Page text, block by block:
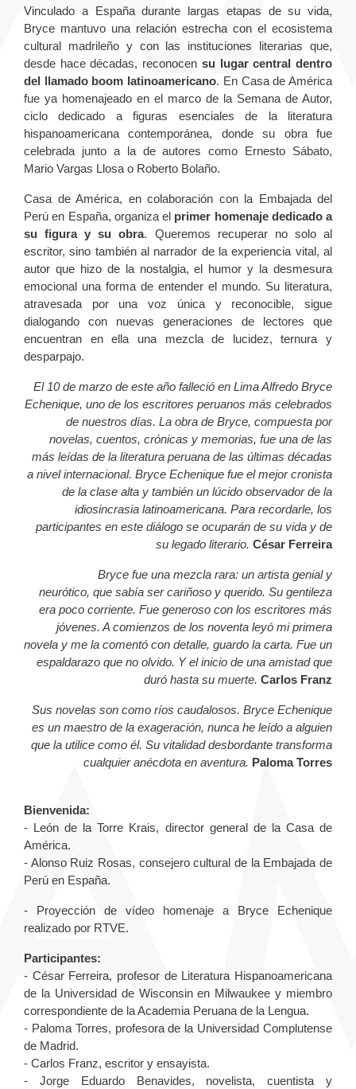
Vinculado a España durante largas etapas de su vida,
Bryce mantuvo una relación estrecha con el ecosistema
cultural madrileño y con las instituciones literarias que,
desde hace décadas, reconocen su lugar central dentro
del llamado boom latinoamericano. En Casa de América
fue ya homenajeado en el marco de la Semana de Autor,
ciclo dedicado a figuras esenciales de la literatura
hispanoamericana contemporánea, donde su obra fue
celebrada junto a la de autores como Ernesto Sábato,
Mario Vargas Llosa o Roberto Bolaño.
Casa de América, en colaboración con la Embajada del
Perú en España, organiza el primer homenaje dedicado a
su figura y su obra. Queremos recuperar no solo al
escritor, sino también al narrador de la experiencia vital, al
autor que hizo de la nostalgia, el humor y la desmesura
emocional una forma de entender el mundo. Su literatura,
atravesada por una voz única y reconocible, sigue
dialogando con nuevas generaciones de lectores que
encuentran en ella una mezcla de lucidez, ternura y
desparpajo.
El 10 de marzo de este año falleció en Lima Alfredo Bryce
Echenique, uno de los escritores peruanos más celebrados
de nuestros días. La obra de Bryce, compuesta por
novelas, cuentos, crónicas y memorias, fue una de las
más leídas de la literatura peruana de las últimas décadas
a nivel internacional. Bryce Echenique fue el mejor cronista
de la clase alta y también un lúcido observador de la
idiosincrasia latinoamericana. Para recordarle, los
participantes en este diálogo se ocuparán de su vida y de
su legado literario. César Ferreira
Bryce fue una mezcla rara: un artista genial y
neurótico, que sabía ser cariñoso y querido. Su gentileza
era poco corriente. Fue generoso con los escritores más
jóvenes. A comienzos de los noventa leyó mi primera
novela y me la comentó con detalle, guardo la carta. Fue un
espaldarazo que no olvido. Y el inicio de una amistad que
duró hasta su muerte. Carlos Franz
Sus novelas son como ríos caudalosos. Bryce Echenique
es un maestro de la exageración, nunca he leído a alguien
que la utilice como él. Su vitalidad desbordante transforma
cualquier anécdota en aventura. Paloma Torres
Bienvenida:
- León de la Torre Krais, director general de la Casa de
América.
- Alonso Ruiz Rosas, consejero cultural de la Embajada de
Perú en España.
- Proyección de vídeo homenaje a Bryce Echenique
realizado por RTVE.
Participantes:
- César Ferreira, profesor de Literatura Hispanoamericana
de la Universidad de Wisconsin en Milwaukee y miembro
correspondiente de la Academia Peruana de la Lengua.
- Paloma Torres, profesora de la Universidad Complutense
de Madrid.
- Carlos Franz, escritor y ensayista.
- Jorge Eduardo Benavides, novelista, cuentista y